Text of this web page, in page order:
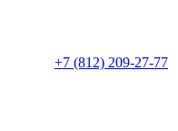
+7 (812) 209-27-77